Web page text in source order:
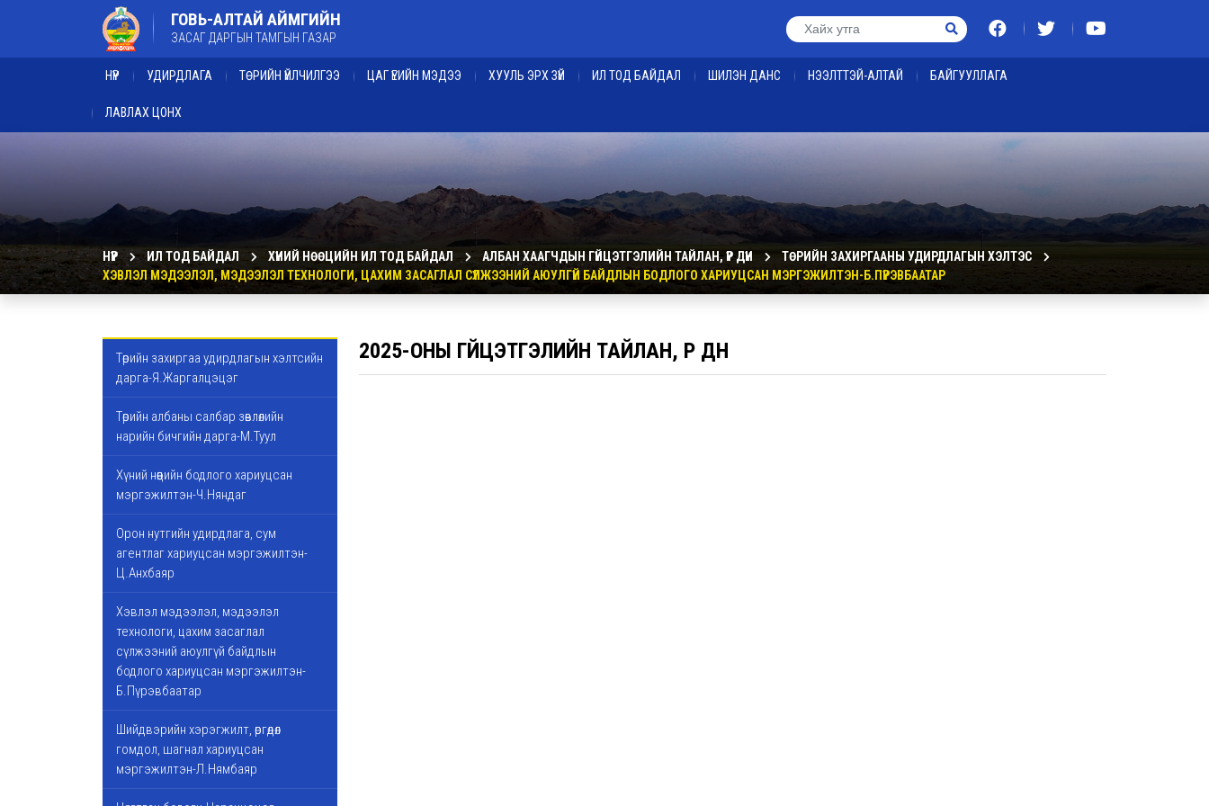
ГОВЬ-АЛТАЙ АЙМГИЙН
ЗАСАГ ДАРГЫН ТАМГЫН ГАЗАР
НҮҮР УДИРДЛАГА ТӨРИЙН ҮЙЛЧИЛГЭЭ ЦАГ ҮЕИЙН МЭДЭЭ ХУУЛЬ ЭРХ ЗҮЙ ИЛ ТОД БАЙДАЛ ШИЛЭН ДАНС НЭЭЛТТЭЙ-АЛТАЙ БАЙГУУЛЛАГА
ЛАВЛАХ ЦОНХ
НҮҮР ИЛ ТОД БАЙДАЛ ХҮНИЙ НӨӨЦИЙН ИЛ ТОД БАЙДАЛ АЛБАН ХААГЧДЫН ГҮЙЦЭТГЭЛИЙН ТАЙЛАН, ҮР ДҮН
ТӨРИЙН ЗАХИРГААНЫ УДИРДЛАГЫН ХЭЛТЭС
ХЭВЛЭЛ МЭДЭЭЛЭЛ, МЭДЭЭЛЭЛ ТЕХНОЛОГИ, ЦАХИМ ЗАСАГЛАЛ СҮЛЖЭЭНИЙ АЮУЛГҮЙ БАЙДЛЫН БОДЛОГО ХАРИУЦСАН МЭРГЭЖИЛТЭН-Б.ПҮРЭВБААТАР
Төрийн захиргаа удирдлагын хэлтсийн
дарга-Я.Жаргалцэцэг
Төрийн албаны салбар зөвлөлийн
нарийн бичгийн дарга-М.Туул
Хүний нөөцийн бодлого хариуцсан
мэргэжилтэн-Ч.Няндаг
Орон нутгийн удирдлага, сум
агентлаг хариуцсан мэргэжилтэн-
Ц.Анхбаяр
Хэвлэл мэдээлэл, мэдээлэл
технологи, цахим засаглал
сүлжээний аюулгүй байдлын
бодлого хариуцсан мэргэжилтэн-
Б.Пүрэвбаатар
Шийдвэрийн хэрэгжилт, өргөдөл
гомдол, шагнал хариуцсан
мэргэжилтэн-Л.Нямбаяр
2025-ОНЫ ГҮЙЦЭТГЭЛИЙН ТАЙЛАН, ҮР ДҮН